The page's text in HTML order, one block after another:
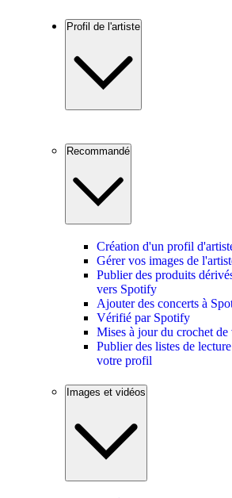
Profil de l'artiste
Recommandé
Création d'un profil
Gérer vos images de
Publier des produits
vers Spotify
Ajouter des concerts à
Vérifié par Spotify
Mises à jour du crochet
Publier des listes de
votre profil
Images et vidéos